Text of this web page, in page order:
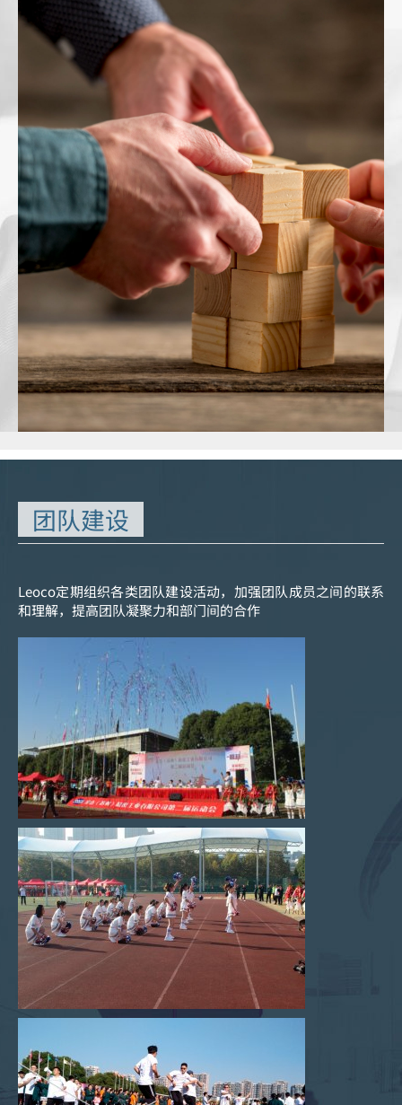
团队建设
Leoco定期组织各类团队建设活动，加强团队成员之间的联系
和理解，提高团队凝聚力和部门间的合作